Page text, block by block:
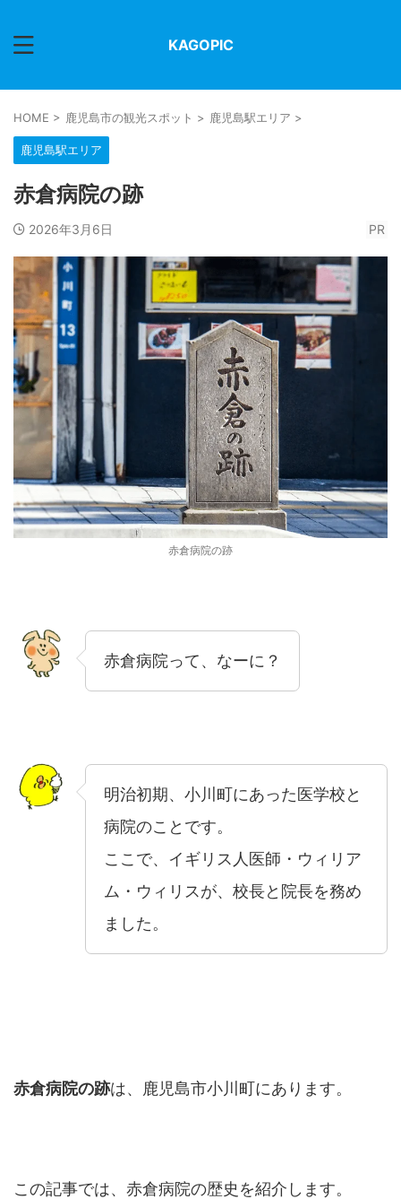
KAGOPIC
HOME > 鹿児島市の観光スポット > 鹿児島駅エリア >
鹿児島駅エリア
赤倉病院の跡
2026年3月6日 PR
赤倉病院の跡
赤倉病院って、なーに？
明治初期、小川町にあった医学校と
病院のことです。
ここで、イギリス人医師・ウィリア
ム・ウィリスが、校長と院長を務め
ました。
赤倉病院の跡は、鹿児島市小川町にあります。
この記事では、赤倉病院の歴史を紹介します。